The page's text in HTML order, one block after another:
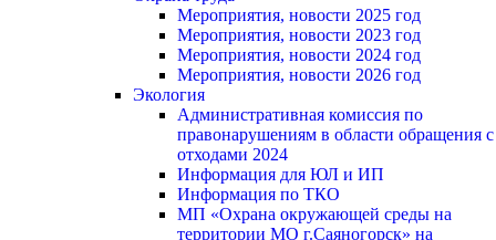
Мероприятия, новости 2025 год
Мероприятия, новости 2023 год
Мероприятия, новости 2024 год
Мероприятия, новости 2026 год
Экология
Административная комиссия по
правонарушениям в области обращения с
отходами 2024
Информация для ЮЛ и ИП
Информация по ТКО
МП «Охрана окружающей среды на
территории МО г.Саяногорск» на